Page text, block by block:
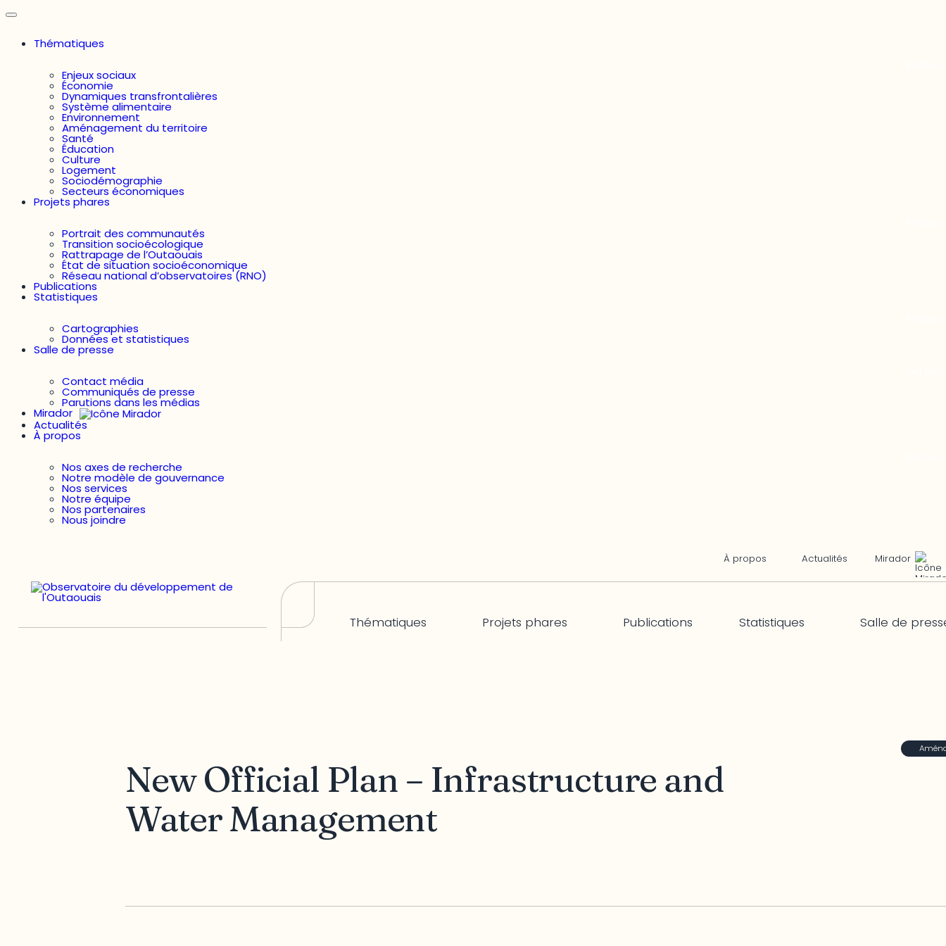
Thématiques
Enjeux sociaux
Économie
Dynamiques transfrontalières
Système alimentaire
Environnement
Aménagement du territoire
Santé
Éducation
Culture
Logement
Sociodémographie
Secteurs économiques
Projets phares
Portrait des communautés
Transition socioécologique
Rattrapage de l’Outaouais
État de situation socioéconomique
Réseau national d’observatoires (RNO)
Publications
Statistiques
Cartographies
Données et statistiques
Salle de presse
Contact média
Communiqués de presse
Parutions dans les médias
Mirador
Actualités
À propos
Nos axes de recherche
Notre modèle de gouvernance
Nos services
Notre équipe
Nos partenaires
Nous joindre
À propos Actualités Mirador
Thématiques Projets phares Publications Statistiques Salle de
New Official Plan – Infrastructure and
Water Management